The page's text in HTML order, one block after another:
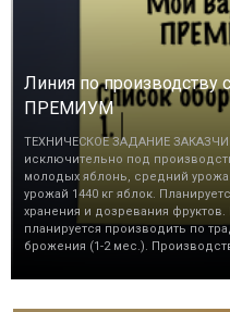
Линия по производству
ПРЕМИУМ
ТЕХНИЧЕСКОЕ ЗАДАНИЕ
исключительно под
молодых яблонь, средний
урожай 1440 кг яблок.
хранения и дозревания
планируется производить по
брожения (1-2 мес.).